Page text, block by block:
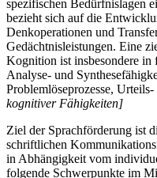
spezifischen Bedürfnislagen
bezieht sich auf die
Denkoperationen und
Gedächtnisleistungen. Eine
Kognition ist insbesondere in
Analyse- und
Problemlöseprozesse,
kognitiver Fähigkeiten]
Ziel der Sprachförderung ist
schriftlichen
in Abhängigkeit vom
folgende Schwerpunkte im